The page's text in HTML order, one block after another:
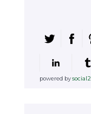
powered by